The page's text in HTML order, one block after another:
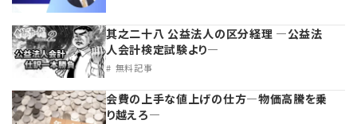
【連載】AI活用のすすめ
【連載】IT実務一問一答
其之二十八 公益法人の区分経理 ―公益法
人会計検定試験より―
無料記事
会費の上手な値上げの仕方―物価高騰を乗
り越えろ―